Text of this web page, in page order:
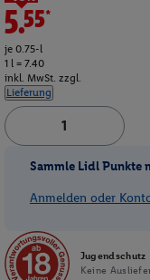
5.55*
je 0.75-l
1 l = 7.40
inkl. MwSt. zzgl.
Lieferung
Sammle Lidl Punkte
Anmelden oder
Jugendschutz
Keine